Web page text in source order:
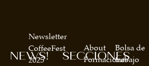
SECCIONES
About
Formaciones
Bolsa de
trabajo
NEWS!
Newsletter
CoffeeFest
2025